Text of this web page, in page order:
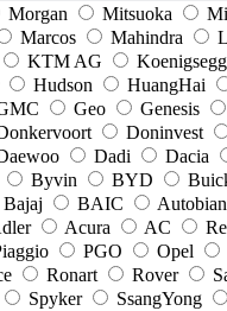
Morgan Mitsuoka
Marcos Mahindra
KTM AG Koenigsegg
Hudson HuangHai
Geo Genesis
Doninvest
Dadi Dacia
Byvin BYD
Bajaj BAIC
Acura AC
PGO Opel
Ronart Rover
Spyker SsangYong